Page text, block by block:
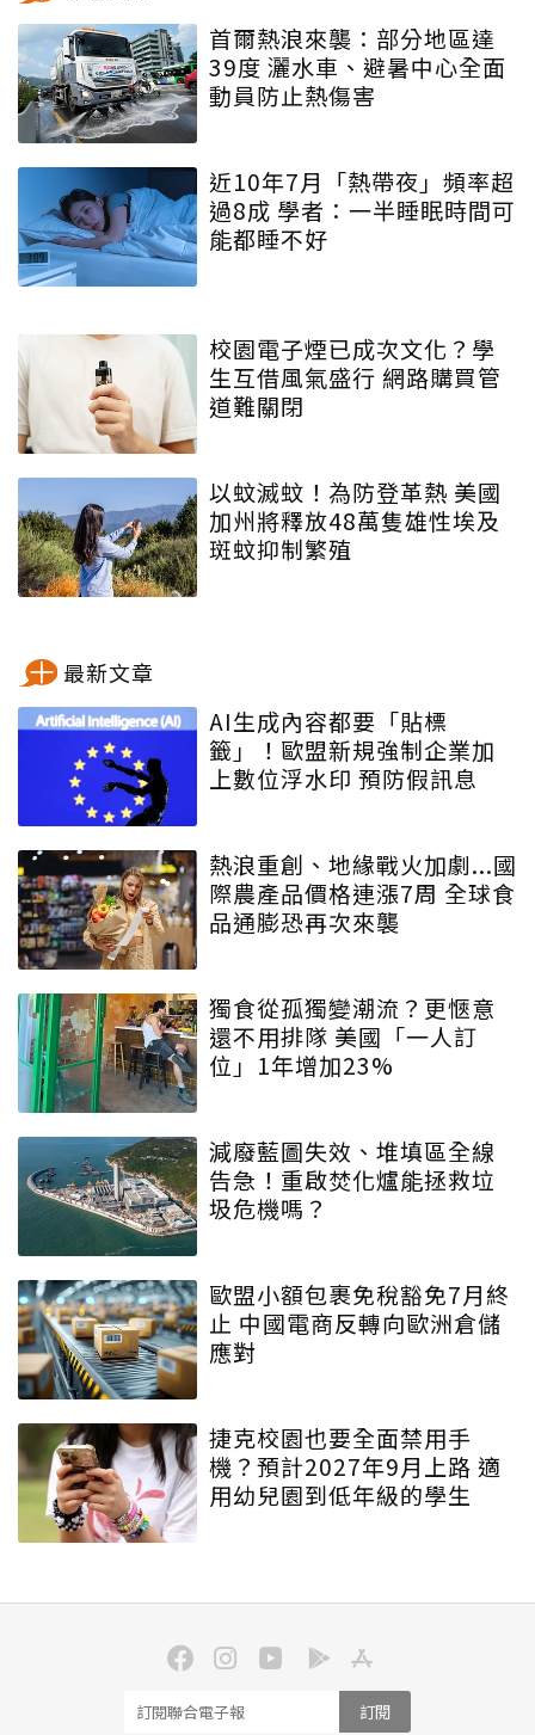
首爾熱浪來襲：部分地區達
39度 灑水車、避暑中心全面
動員防止熱傷害
近10年7月「熱帶夜」頻率超
過8成 學者：一半睡眠時間可
能都睡不好
校園電子煙已成次文化？學
生互借風氣盛行 網路購買管
道難關閉
以蚊滅蚊！為防登革熱 美國
加州將釋放48萬隻雄性埃及
斑蚊抑制繁殖
最新文章
AI生成內容都要「貼標
籤」！歐盟新規強制企業加
上數位浮水印 預防假訊息
熱浪重創、地緣戰火加劇...國
際農產品價格連漲7周 全球食
品通膨恐再次來襲
獨食從孤獨變潮流？更愜意
還不用排隊 美國「一人訂
位」1年增加23%
減廢藍圖失效、堆填區全線
告急！重啟焚化爐能拯救垃
圾危機嗎？
歐盟小額包裹免稅豁免7月終
止 中國電商反轉向歐洲倉儲
應對
捷克校園也要全面禁用手
機？預計2027年9月上路 適
用幼兒園到低年級的學生
訂閱